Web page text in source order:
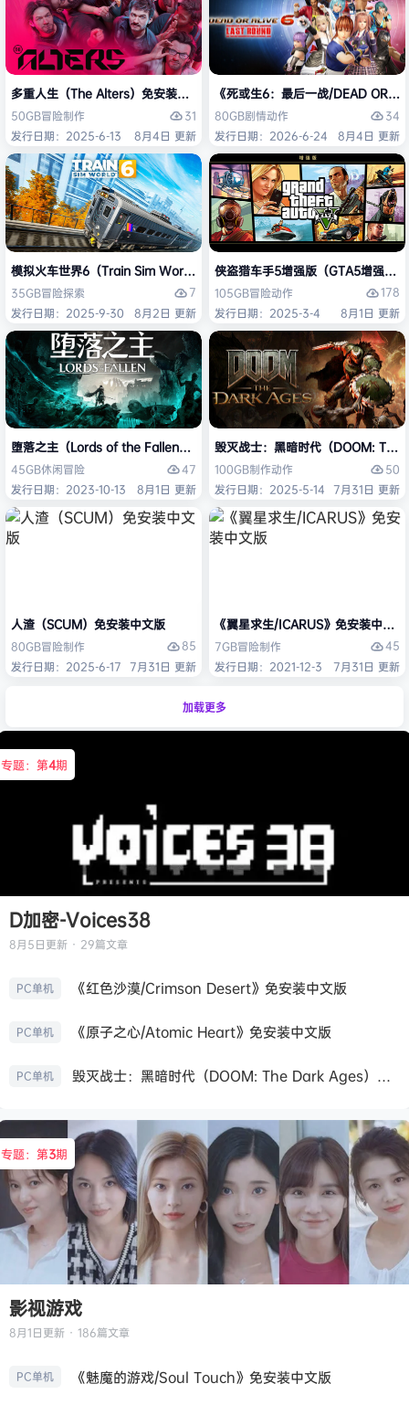
多重人生（The Alters）免安装中文版
50GB冒险制作
31
发行日期：2025-6-13
8月4日 更新
《死或生6：最后一战/DEAD OR
80GB剧情动作
34
发行日期：2026-6-24
8月4日 更新
模拟火车世界6（Train Sim World 6）免安装中文版
35GB冒险探索
7
发行日期：2025-9-30
8月2日 更新
侠盗猎车手5增强版（GTA5增强版
105GB冒险动作
178
发行日期：2025-3-4
8月1日 更新
堕落之主（Lords of the Fallen）免安装中文版
45GB休闲冒险
47
发行日期：2023-10-13
8月1日 更新
毁灭战士：黑暗时代（DOOM: The
100GB制作动作
50
发行日期：2025-5-14 7月31日 更新
人渣（SCUM）免安装中文版
80GB冒险制作
85
发行日期：2025-6-17 7月31日 更新
《翼星求生/ICARUS》免安装中文版
7GB冒险制作
45
发行日期：2021-12-3
7月31日 更新
加载更多
专题：第4期
D加密-Voices38
8月5日更新 · 29篇文章
PC单机 《红色沙漠/Crimson Desert》免安装中文版
PC单机 《原子之心/Atomic Heart》免安装中文版
PC单机 毁灭战士：黑暗时代（DOOM: The Dark Ages）免安装中文版
专题：第3期
影视游戏
8月1日更新 · 186篇文章
PC单机 《魅魔的游戏/Soul Touch》免安装中文版